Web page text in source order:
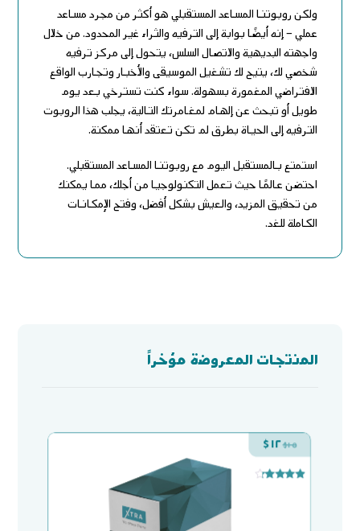
ولكن روبوتنا المساعد المستقبلي هو أكثر من مجرد مساعد
عملي – إنه أيضًا بوابة إلى الترفيه والثراء غير المحدود. من خلال
واجهته البديهية والاتصال السلس، يتحول إلى مركز ترفيه
شخصي لك، يتيح لك تشغيل الموسيقى والأخبار وتجارب الواقع
الافتراضي المغمورة بسهولة. سواء كنت تسترخي بعد يوم
طويل أو تبحث عن إلهام لمغامرتك التالية، يجلب هذا الروبوت
الترفيه إلى الحياة بطرق لم تكن تعتقد أنها ممكنة.
استمتع بالمستقبل اليوم مع روبوتنا المساعد المستقبلي.
احتضن عالمًا حيث تعمل التكنولوجيا من أجلك، مما يمكنك
من تحقيق المزيد، والعيش بشكل أفضل، وفتح الإمكانات
الكاملة للغد.
المنتجات المعروضة مؤخراً
$١٥ $١٢